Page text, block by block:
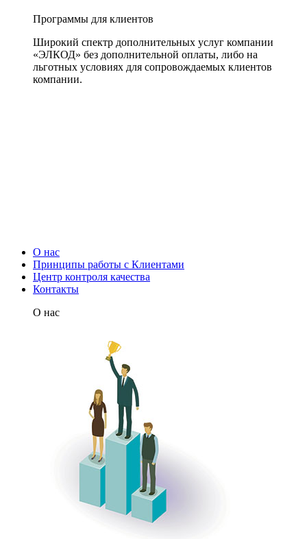
Программы для клиентов
Широкий спектр дополнительных услуг компании
«ЭЛКОД» без дополнительной оплаты, либо на
льготных условиях для сопровождаемых клиентов
компании.
О нас
Принципы работы с Клиентами
Центр контроля качества
Контакты
О нас